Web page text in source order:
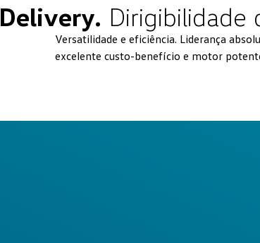
Delivery. Dirigibilidade
Versatilidade e eficiência. Liderança
excelente custo-benefício e motor